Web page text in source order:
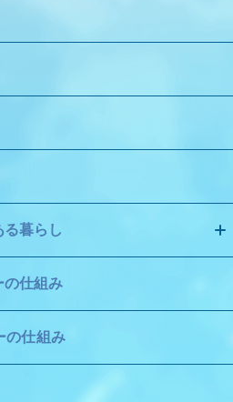
暮らし
の仕組み
の仕組み